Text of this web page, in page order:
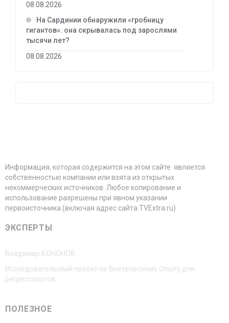
08.08.2026
На Сардинии обнаружили «гробницу
гигантов»: она скрывалась под зарослями
тысячи лет?
08.08.2026
Информация, которая содержится на этом сайте является
собственностью компании или взята из открытых
некоммерческих источников. Любое копирование и
использование разрешены при явном указании
первоисточника (включая адрес сайта TVExtra.ru)
ЭКСПЕРТЫ
Владимир КОНОНОВ
Исследовательский проект по Внетелесному Опыту для
регрессологов
ПОЛЕЗНОЕ